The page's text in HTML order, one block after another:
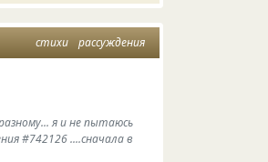
стихи рассуждения
я и не пытаюсь
#742126 ....сначала в